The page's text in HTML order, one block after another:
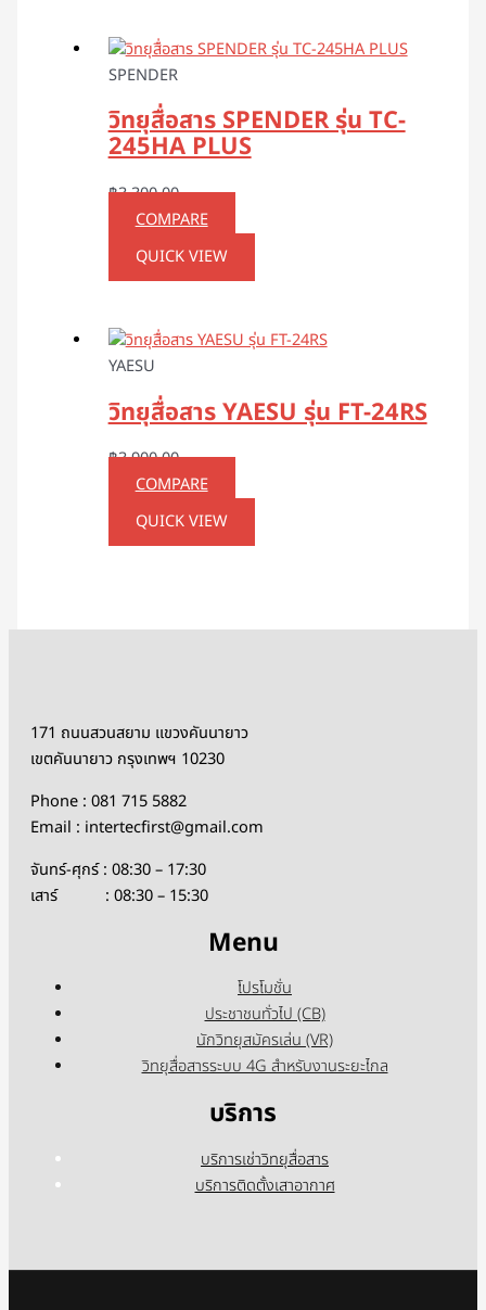
SPENDER
วิทยุสื่อสาร SPENDER รุ่น TC-
245HA PLUS
฿3,300.00
COMPARE
QUICK VIEW
YAESU
วิทยุสื่อสาร YAESU รุ่น FT-24RS
฿3,900.00
COMPARE
QUICK VIEW
171 ถนนสวนสยาม แขวงคันนายาว
เขตคันนายาว กรุงเทพฯ 10230
Phone : 081 715 5882
Email : intertecfirst@gmail.com
จันทร์-ศุกร์ : 08:30 – 17:30
เสาร์ : 08:30 – 15:30
Menu
โปรโมชั่น
ประชาชนทั่วไป (CB)
นักวิทยุสมัครเล่น (VR)
วิทยุสื่อสารระบบ 4G สำหรับงานระยะไกล
บริการ
บริการเช่าวิทยุสื่อสาร
บริการติดตั้งเสาอากาศ